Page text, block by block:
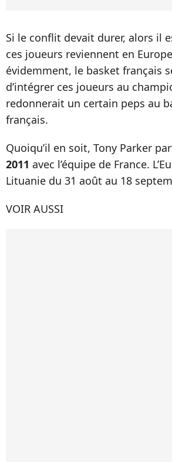
Si le conflit devait durer, alors il
ces joueurs reviennent en
évidemment, le basket français
d’intégrer ces joueurs au
redonnerait un certain peps au
français.
Quoiqu’il en soit, Tony Parker
2011 avec l’équipe de France.
Lituanie du 31 août au 18
VOIR AUSSI